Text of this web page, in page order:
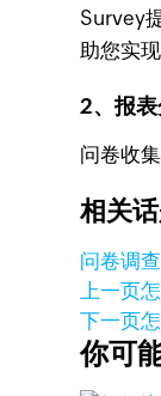
Survey
助您实
2、报
问卷收
相关
问卷调
上一页
下一页
你可